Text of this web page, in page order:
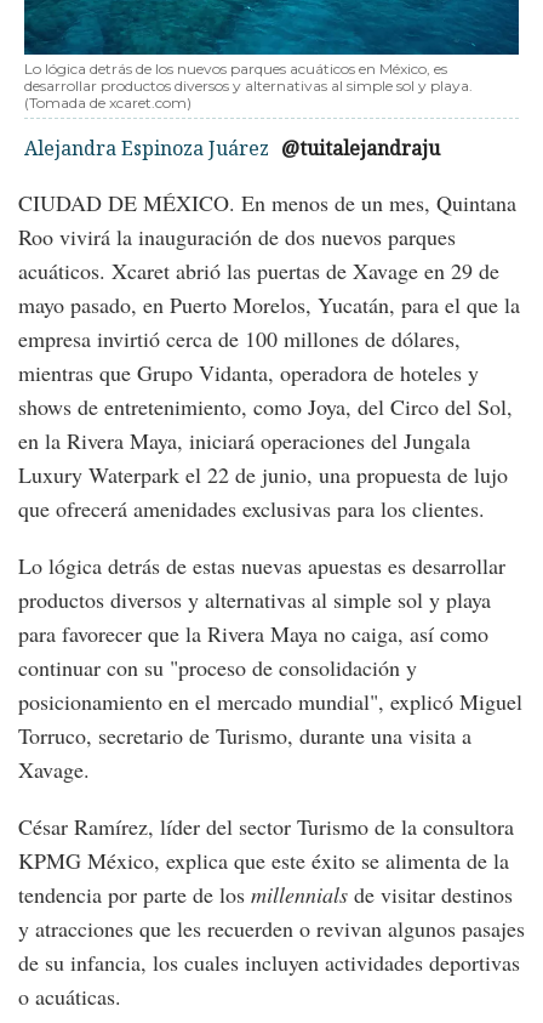
Lo lógica detrás de los nuevos parques acuáticos en México, es
desarrollar productos diversos y alternativas al simple sol y playa.
(Tomada de xcaret.com)
Alejandra Espinoza Juárez @tuitalejandraju
CIUDAD DE MÉXICO. En menos de un mes, Quintana
Roo vivirá la inauguración de dos nuevos parques
acuáticos. Xcaret abrió las puertas de Xavage en 29 de
mayo pasado, en Puerto Morelos, Yucatán, para el que la
empresa invirtió cerca de 100 millones de dólares,
mientras que Grupo Vidanta, operadora de hoteles y
shows de entretenimiento, como Joya, del Circo del Sol,
en la Rivera Maya, iniciará operaciones del Jungala
Luxury Waterpark el 22 de junio, una propuesta de lujo
que ofrecerá amenidades exclusivas para los clientes.
Lo lógica detrás de estas nuevas apuestas es desarrollar
productos diversos y alternativas al simple sol y playa
para favorecer que la Rivera Maya no caiga, así como
continuar con su "proceso de consolidación y
posicionamiento en el mercado mundial", explicó Miguel
Torruco, secretario de Turismo, durante una visita a
Xavage.
César Ramírez, líder del sector Turismo de la consultora
KPMG México, explica que este éxito se alimenta de la
tendencia por parte de los millennials de visitar destinos
y atracciones que les recuerden o revivan algunos pasajes
de su infancia, los cuales incluyen actividades deportivas
o acuáticas.